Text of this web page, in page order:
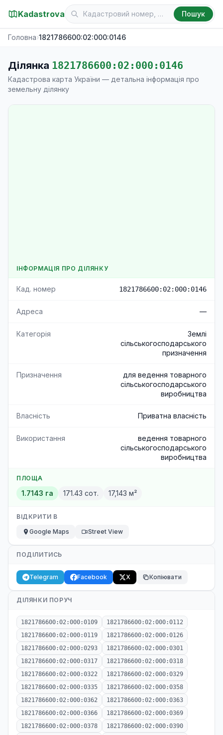
Kadastrova Пошук
Головна›1821786600:02:000:0146
Ділянка 1821786600:02:000:0146
Кадастрова карта України — детальна інформація про
земельну ділянку
ІНФОРМАЦІЯ ПРО ДІЛЯНКУ
Кад. номер 1821786600:02:000:0146
Адреса —
Категорія
Землі
сільськогосподарського
призначення
Призначення
для ведення товарного
сільськогосподарського
виробництва
Власність Приватна власність
Використання
ведення товарного
сільськогосподарського
виробництва
ПЛОЩА
1.7143 га 171.43 сот. 17,143 м²
ВІДКРИТИ В
Google Maps
Street View
ПОДІЛИТИСЬ
Telegram Facebook X Копіювати
ДІЛЯНКИ ПОРУЧ
1821786600:02:000:0109
1821786600:02:000:0112
1821786600:02:000:0119
1821786600:02:000:0126
1821786600:02:000:0293
1821786600:02:000:0301
1821786600:02:000:0317
1821786600:02:000:0318
1821786600:02:000:0322
1821786600:02:000:0329
1821786600:02:000:0335
1821786600:02:000:0358
1821786600:02:000:0362
1821786600:02:000:0363
1821786600:02:000:0366
1821786600:02:000:0369
1821786600:02:000:0378
1821786600:02:000:0390